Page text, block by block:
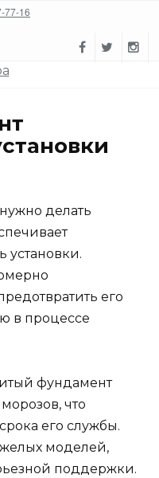
77-16
делать
установки.
его
в процессе
фундамент
что
его службы.
моделей,
поддержки.